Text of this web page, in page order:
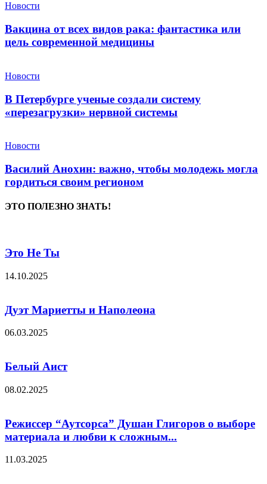
Новости
Вакцина от всех видов рака: фантастика или
цель современной медицины
Новости
В Петербурге ученые создали систему
«перезагрузки» нервной системы
Новости
Василий Анохин: важно, чтобы молодежь могла
гордиться своим регионом
ЭТО ПОЛЕЗНО ЗНАТЬ!
Это Не Ты
14.10.2025
Дуэт Мариетты и Наполеона
06.03.2025
Белый Аист
08.02.2025
Режиссер “Аутсорса” Душан Глигоров о выборе
материала и любви к сложным...
11.03.2025